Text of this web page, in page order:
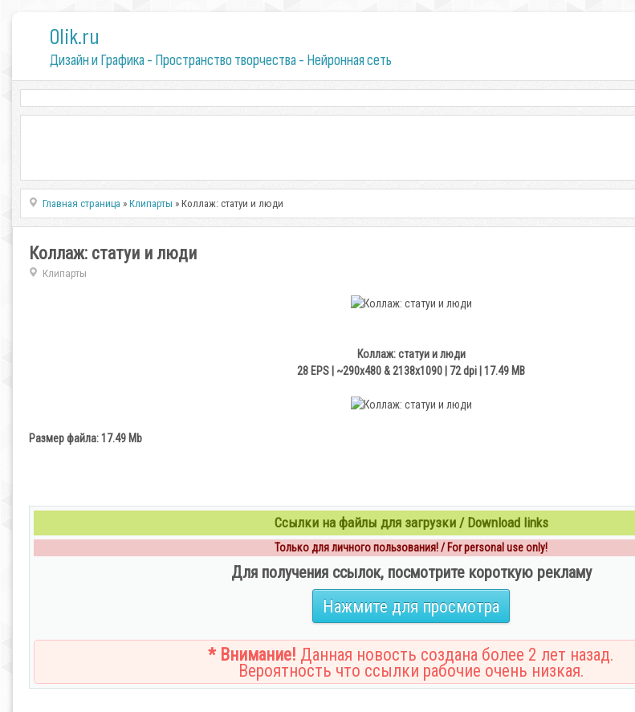
0lik.ru
Дизайн и Графика - Пространство творчества - Нейронная сеть
Главная страница »Клипарты » Коллаж: статуи и люди
Коллаж: статуи и люди
Клипарты
Коллаж: статуи и люди
28 EPS | ~290x480 & 2138x1090 | 72 dpi | 17.49 MB
Размер файла: 17.49 Мb
Ссылки на файлы для загрузки / Download links
Только для личного пользования! / For personal use only!
Для получения ссылок, посмотрите короткую рекламу
Нажмите для просмотра
* Внимание! Данная новость создана более 2 лет назад.
Вероятность что ссылки рабочие очень низкая.